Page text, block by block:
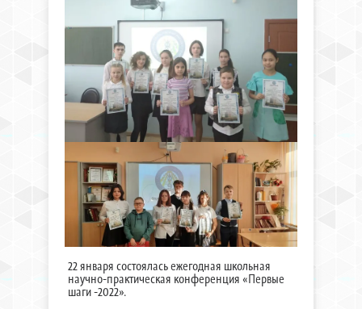
22 января состоялась ежегодная школьная
научно-практическая конференция «Первые
шаги -2022».